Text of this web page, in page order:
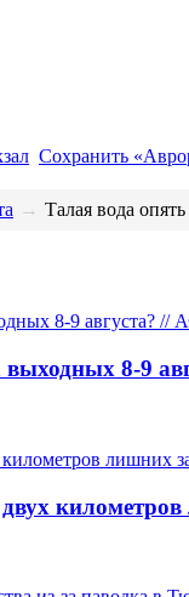
Сохранить
→ Талая вода опять
выходных 8-9